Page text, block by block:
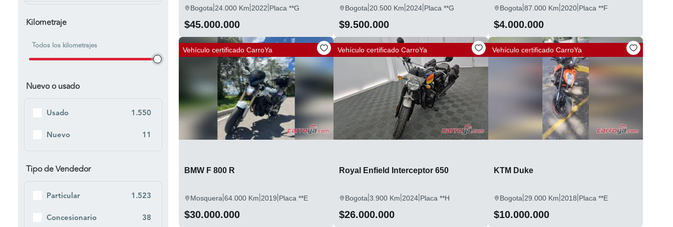
Ecobici
ELECTRIBIKE
ELECTRIKA
Honda
Husqvarna 7
IONIC MOTORS 3
Bello
Villavicencio
Kilometraje
Todos los kilometrajes
Nuevo o usado
Usado 1.550
Nuevo 11
Tipo de Vendedor
Particular 1.523
Concesionario 38
Bogota|24.000 Km|2022|Placa **G
$45.000.000
Bogota|20.500 Km|2024|Placa **G
$9.500.000
Bogota|87.000 Km|2020|Placa **F
$4.000.000
Vehículo certificadoCarroYa
BMW F 800 R
Mosquera|64.000 Km|2019|Placa **E
$30.000.000
Vehículo certificadoCarroYa
Royal Enfield Interceptor 650
Bogota|3.900 Km|2024|Placa **H
$26.000.000
Vehículo certificado CarroYa
KTM Duke
Bogota|29.000 Km|2018|Placa **E
$10.000.000